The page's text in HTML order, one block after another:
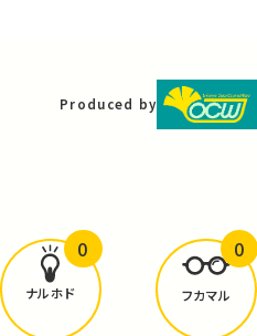
Produced by
びがありましたか？
ナルホド
0
フカマル
0